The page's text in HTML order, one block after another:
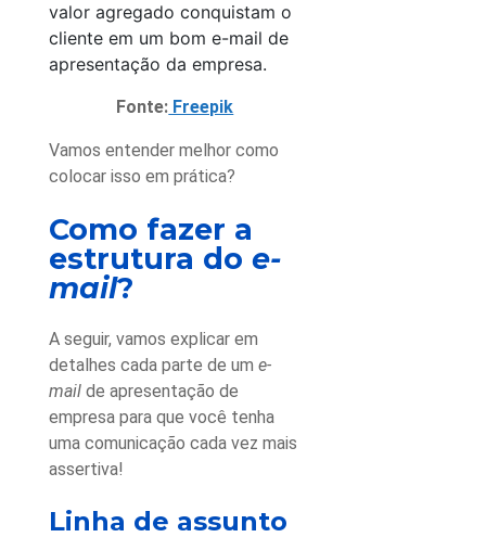
valor agregado conquistam o
cliente em um bom e-mail de
apresentação da empresa.
Fonte: Freepik
Vamos entender melhor como
colocar isso em prática?
Como fazer a
estrutura do e-
mail?
A seguir, vamos explicar em
detalhes cada parte de um e-
mail de apresentação de
empresa para que você tenha
uma comunicação cada vez mais
assertiva!
Linha de assunto